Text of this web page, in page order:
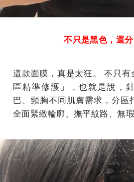
不只是黑色，還
這款面膜，真是太狂。 不只
區精準修護」，也就是說，
巴、頸胸不同肌膚需求，分區
全面緊緻輪廓、撫平紋路、無